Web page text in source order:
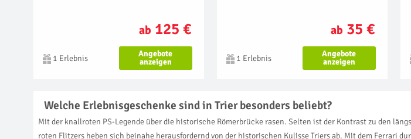
ab 125 €
1 Erlebnis
Angebote
anzeigen
ab 35 €
1 Erlebnis
Angebote
anzeigen
Welche Erlebnisgeschenke sind in Trier besonders beliebt?
Mit der knallroten PS-Legende über die historische Römerbrücke rasen. Selten ist der Kontrast zu den
roten Flitzers heben sich beinahe herausfordernd von der historischen Kulisse Triers ab. Mit dem Ferrari